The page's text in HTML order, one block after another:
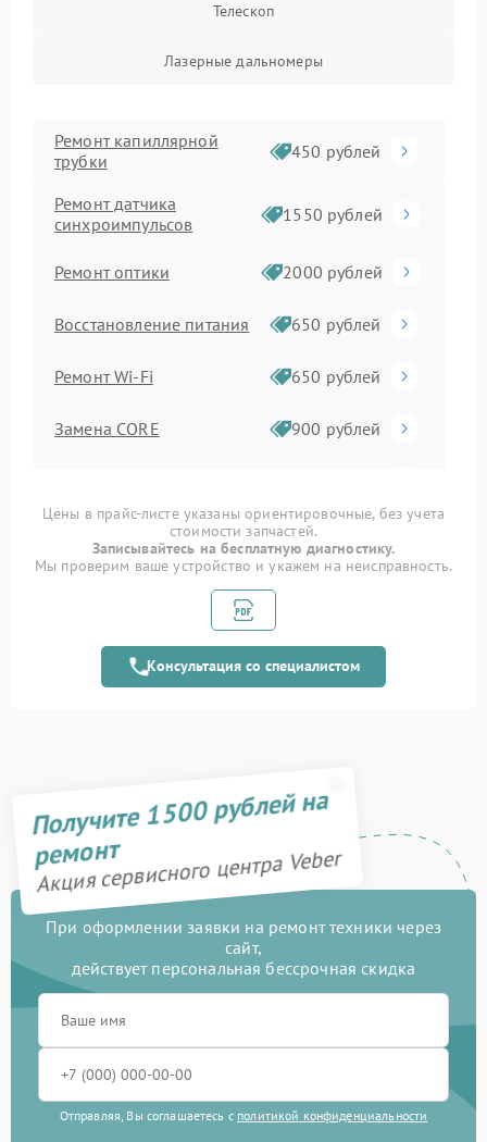
Телескоп
Лазерные дальномеры
Ремонт капиллярной
трубки
450 рублей
Ремонт датчика
синхроимпульсов
1550 рублей
Ремонт оптики 2000 рублей
Восстановление питания 650 рублей
Ремонт Wi-Fi 650 рублей
Замена CORE 900 рублей
Замена аккумулятора 590 рублей
Ремонт встроенного
дальнометра и других
Замена матрицы 1100 рублей
Калибровка и настройка 750 рублей
Ремонт электронно-
лучевой трубки
1000 рублей
логики
Замена процессора
управления
Ремонт разъема 590 рублей
Цены в прайс-листе указаны ориентировочные, без учета
стоимости запчастей.
Записывайтесь на бесплатную диагностику.
Мы проверим ваше устройство и укажем на неисправность.
Консультация со специалистом
Получите 1500 рублей на
ремонт
Акция сервисного центра Veber
При оформлении заявки на ремонт техники через
сайт,
действует персональная бессрочная скидка
Отправляя, Вы соглашаетесь с политикой конфиденциальности